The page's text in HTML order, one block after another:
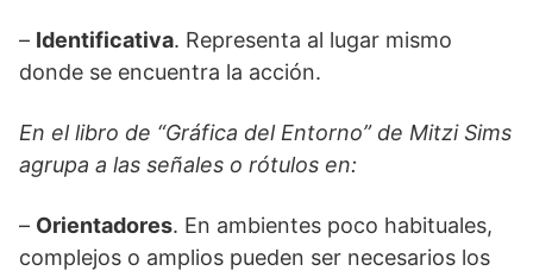
– Identificativa. Representa al lugar mismo
donde se encuentra la acción.
En el libro de “Gráfica del Entorno” de Mitzi Sims
agrupa a las señales o rótulos en:
– Orientadores. En ambientes poco habituales,
complejos o amplios pueden ser necesarios los